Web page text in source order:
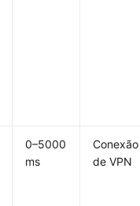
0–5000
ms
Conexão
de VPN